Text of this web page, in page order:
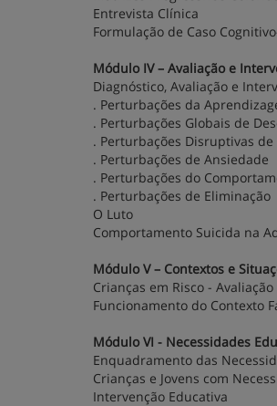
Entrevista Clínica
Formulação de Caso
Módulo IV – Avaliação e
Diagnóstico, Avaliação e
. Perturbações da
. Perturbações Globais de
. Perturbações Disruptivas
. Perturbações de Ansiedade
. Perturbações do
. Perturbações de Eliminação
O Luto
Comportamento Suicida na
Módulo V – Contextos e
Crianças em Risco -
Funcionamento do Contexto
Módulo VI - Necessidades
Enquadramento das
Crianças e Jovens com
Intervenção Educativa